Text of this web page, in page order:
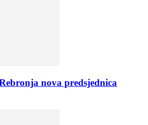
nova predsjednica